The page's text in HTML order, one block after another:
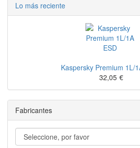
Lo más reciente
Kaspersky Premium 1L/
32,05 €
Fabricantes